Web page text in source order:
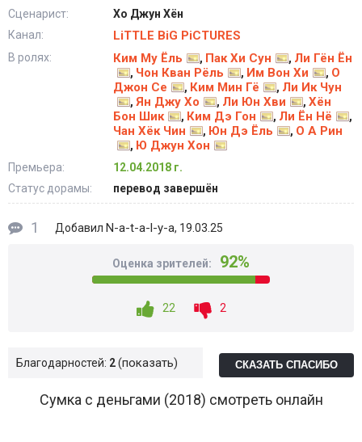
Сценарист:
Хо Джун Хён
Канал:
LiTTLE BiG PiCTURES
В ролях: Ким Му Ёль , Пак Хи Сун , Ли Гён Ён
, Чон Кван Рёль , Им Вон Хи , О
Джон Се
, Ким Мин Гё , Ли Ик Чун
, Ян Джу Хо , Ли Юн Хви , Хён
Бон Шик
, Ким Дэ Гон , Ли Ён Нё ,
Чан Хёк Чин , Юн Дэ Ёль , О А Рин
, Ю Джун Хон
Премьера:
12.04.2018 г.
Статус дорамы:
перевод завершён
1 Добавил N-a-t-a-l-y-a, 19.03.25
Оценка зрителей: 92%
22 2
Благодарностей: 2 показать СКАЗАТЬ СПАСИБО
Сумка с деньгами (2018) смотреть онлайн